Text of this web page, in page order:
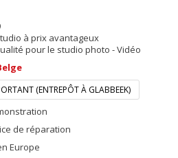
à prix avantageux
pour le studio photo - Vidéo
(ENTREPÔT À GLABBEEK)
de réparation
Europe